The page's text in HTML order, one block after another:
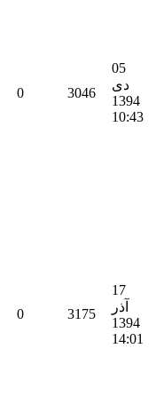
0 3046
05
دی
1394
10:43
0 3175
17
آذر
1394
14:01